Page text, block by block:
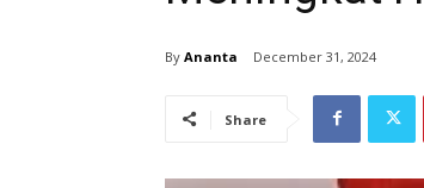
By Ananta December 31, 2024
Share